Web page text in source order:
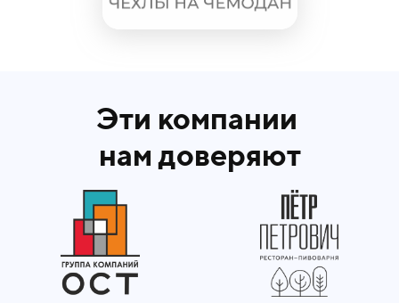
Эти компании
нам доверяют